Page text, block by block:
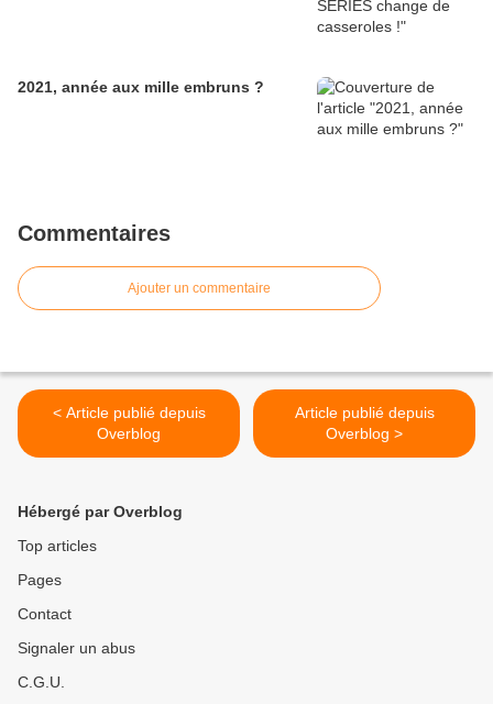
2021, année aux mille embruns ?
Commentaires
Ajouter un commentaire
< Article publié depuis
Overblog
Article publié depuis
Overblog >
Hébergé par Overblog
Top articles
Pages
Contact
Signaler un abus
C.G.U.